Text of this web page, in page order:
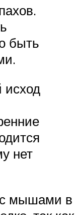
быть
исход
нет
мышами в